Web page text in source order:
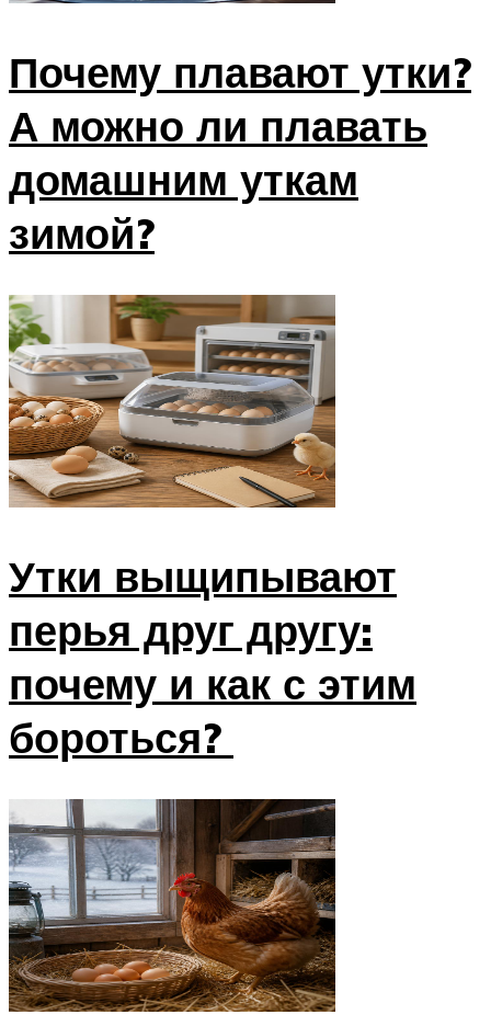
Почему плавают утки?
А можно ли плавать
домашним уткам
зимой?
Утки выщипывают
перья друг другу:
почему и как с этим
бороться?